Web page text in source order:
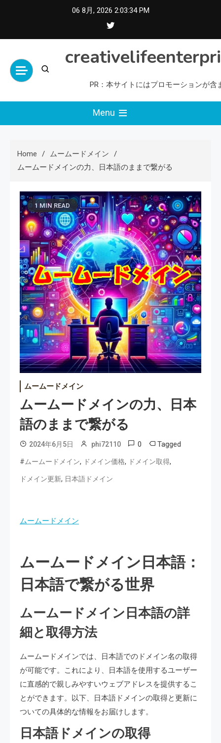
06 8月, 2026 2:03:35 PM
PR：本サイトにはプロモーションが含
Menu
Home
ムームードメイン
ムームードメインの力、日本語のままで繋がる
1 MIN READ
ムームードメイン
ムームードメインの力、日本
語のままで繋がる
2024年6月5日 phi72110 0 Tagged
#ムームードメイン, ドメイン価格, ドメイン取得,
ドメイン更新, 日本語ドメイン
ムームードメイン
ムームードメイン日本語：
日本語で繋がる世界
ムームードメイン日本語の詳
細と取得方法
ムームードメインでは、日本語でのドメイン名の取得
が可能です。これにより、日本語を使用するユーザー
に直感的で親しみやすいウェブアドレスを提供するこ
とができます。以下、日本語ドメインの取得と更新に
ついての具体的な情報をお届けします。
日本語ドメインの取得